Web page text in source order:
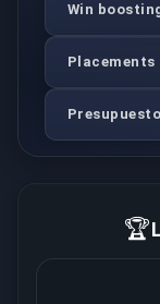
Win
Placements
🏆